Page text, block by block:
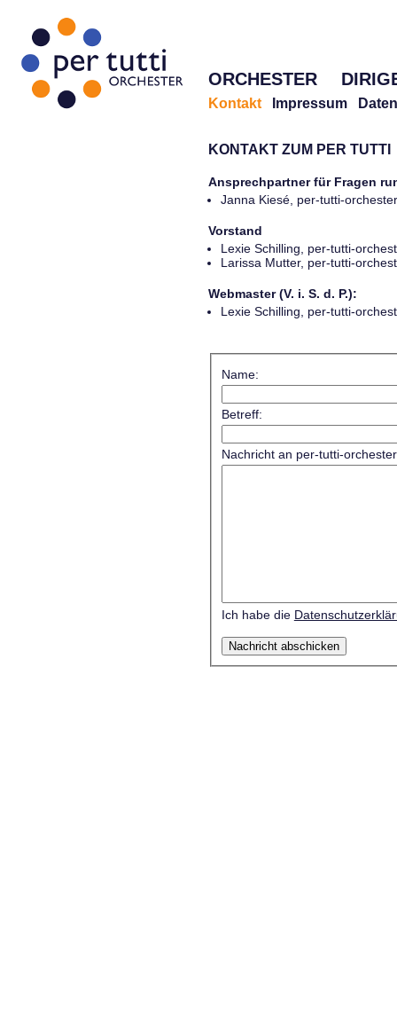
ORCHESTER
Kontakt Impressum
KONTAKT ZUM PER TUTTI
Ansprechpartner für Fragen
Janna Kiesé, per-tutti-
Vorstand
Lexie Schilling, per-tutti-
Larissa Mutter, per-tutti-
Webmaster (V. i. S. d. P.):
Lexie Schilling, per-tutti-
Name:
Betreff:
Nachricht an per-tutti-
Ich habe die